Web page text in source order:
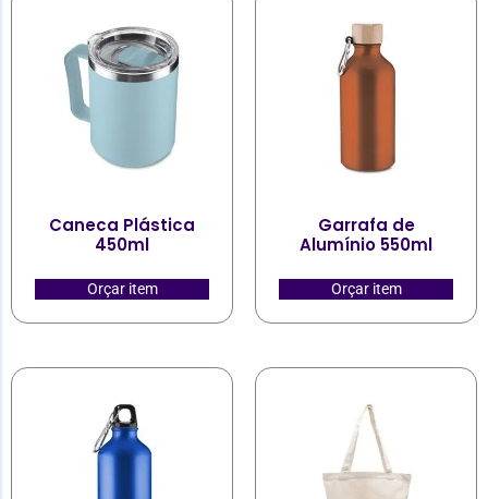
Caneca Plástica
450ml
Orçar item
Garrafa de
Alumínio 550ml
Orçar item